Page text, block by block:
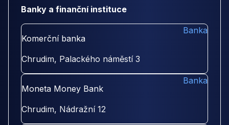
Banky a finanční instituce
Komerční banka
Chrudim, Palackého náměstí 3
Banka
Moneta Money Bank
Chrudim, Nádražní 12
Banka